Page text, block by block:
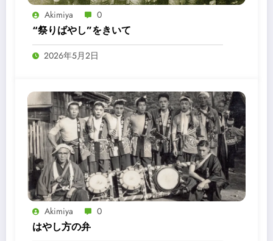
Akimiya 0
“祭りばやし”をきいて
2026年5月2日
Akimiya 0
はやし方の弁